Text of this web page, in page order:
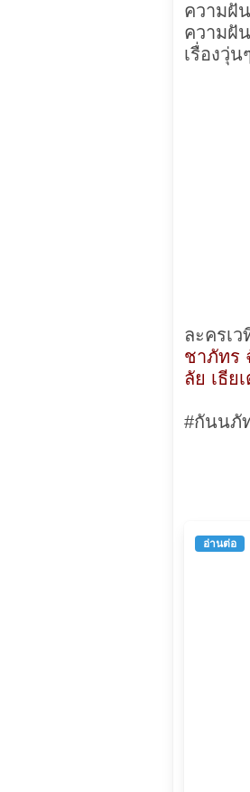
ความฝั
ความฝั
เรื่องวุ่
ละครเ
ชาภัทร
ลัย เธีย
#กันนภั
อ่านต่อ